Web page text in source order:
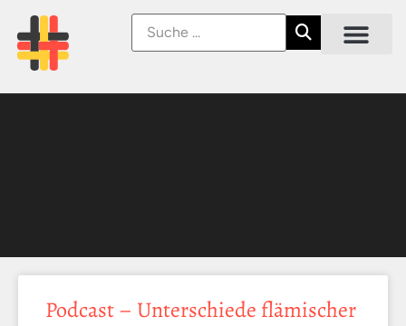
Podcast – Unterschiede flämischer